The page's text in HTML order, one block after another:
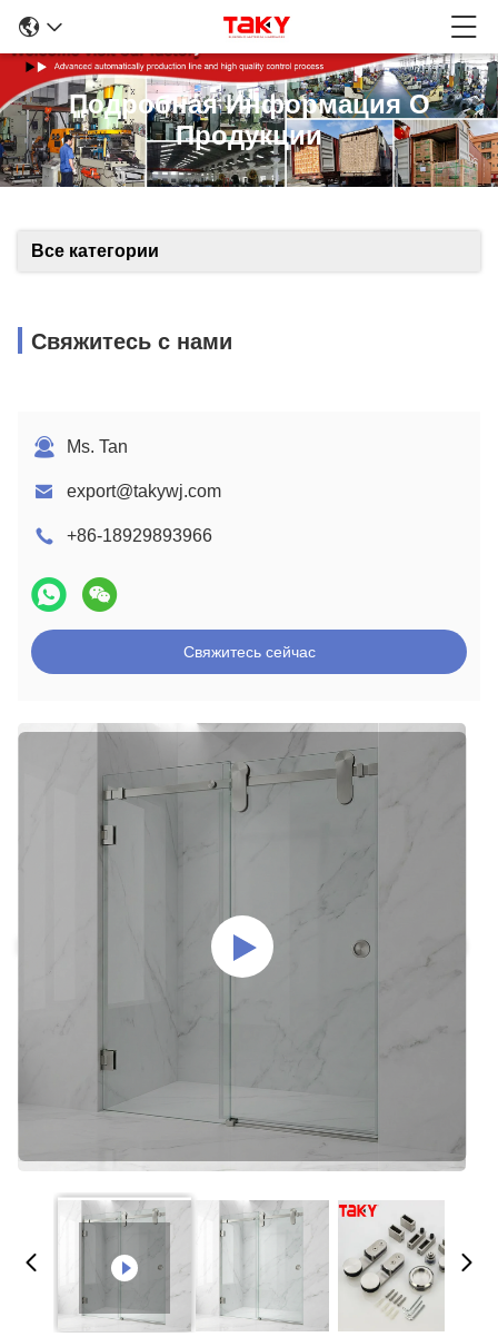
Подробная Информация О
Продукции
Все категории
Свяжитесь с нами
Ms. Tan
export@takywj.com
+86-18929893966
Свяжитесь сейчас